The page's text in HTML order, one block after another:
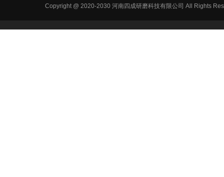
Copyright @ 2020-2030 河南四成研磨科技有限公司 All Rights